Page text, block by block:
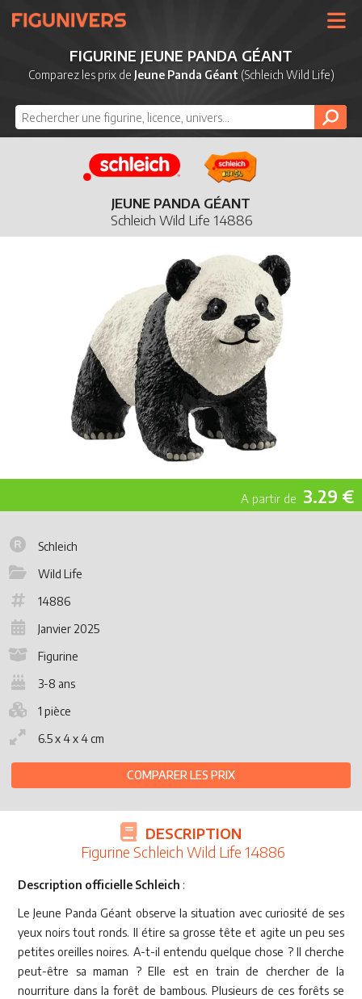
UNIVERS
LICENCES
NOUVEAUTÉS
DERNIERS AJOUTS
FIGURINE JEUNE PANDA GÉANT
Comparez les prix de Jeune Panda Géant (Schleich Wild Life)
JEUNE PANDA GÉANT
Schleich Wild Life 14886
3.29 €
Schleich
Wild Life
14886
Janvier 2025
Figurine
3-8 ans
1 pièce
6.5 x 4 x 4 cm
COMPARER LES PRIX
DESCRIPTION
Figurine Schleich Wild Life 14886
Description officielle Schleich :
Le Jeune Panda Géant observe la situation avec curiosité de ses
yeux noirs tout ronds. Il étire sa grosse tête et agite un peu ses
petites oreilles noires. A-t-il entendu quelque chose ? Il cherche
peut-être sa maman ? Elle est en train de chercher de la
nourriture dans la forêt de bambous. Plusieurs de ces forêts se